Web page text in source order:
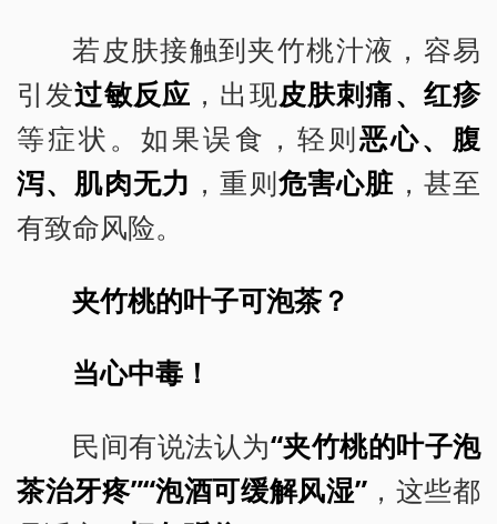
若皮肤接触到夹竹桃汁液，容易
引发过敏反应 ，出现皮肤刺痛、红疹
等症状。如果误食，轻则恶心、腹
泻、肌肉无力 ，重则危害心脏 ，甚至
有致命风险。
夹竹桃的叶子可泡茶？
当心中毒！
民间有说法认为“夹竹桃的叶子泡
茶治牙疼”“泡酒可缓解风湿”，这些都